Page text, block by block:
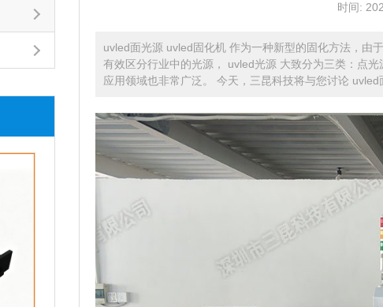
时间:
uvled面光源 uvled固化机 作为一种新型的固化方法，由
有效区分行业中的光源， uvled光源 大致分为三类：点
应用领域也非常广泛。 今天，三昆科技将与您讨论